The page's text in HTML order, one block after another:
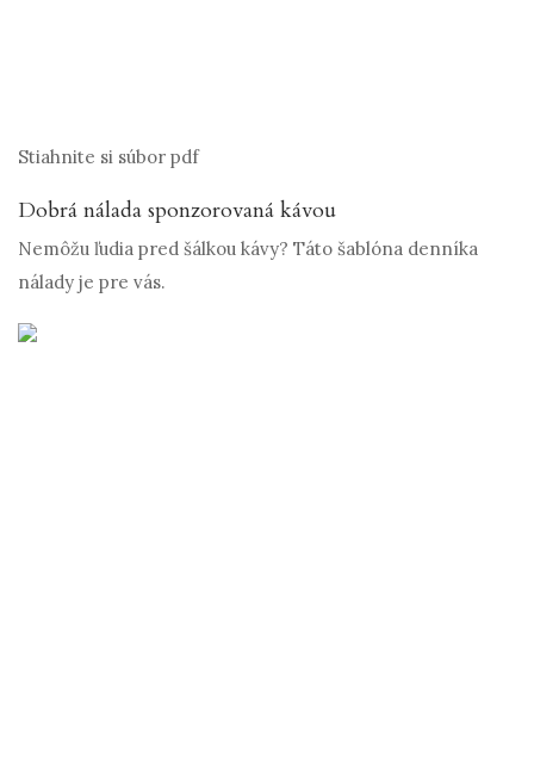
Stiahnite si súbor pdf
Dobrá nálada sponzorovaná kávou
Nemôžu ľudia pred šálkou kávy? Táto šablóna denníka
nálady je pre vás.